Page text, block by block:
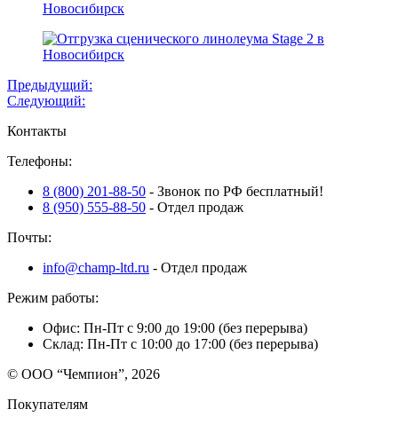
Навигация
по
записям
Предыдущий:
Следующий:
Контакты
Телефоны:
8 (800) 201-88-50 - Звонок по РФ бесплатный!
8 (950) 555-88-50 - Отдел продаж
Почты:
info@champ-ltd.ru - Отдел продаж
Режим работы:
Офис: Пн-Пт с 9:00 до 19:00 (без перерыва)
Склад: Пн-Пт с 10:00 до 17:00 (без перерыва)
© ООО “Чемпион”, 2026
Покупателям